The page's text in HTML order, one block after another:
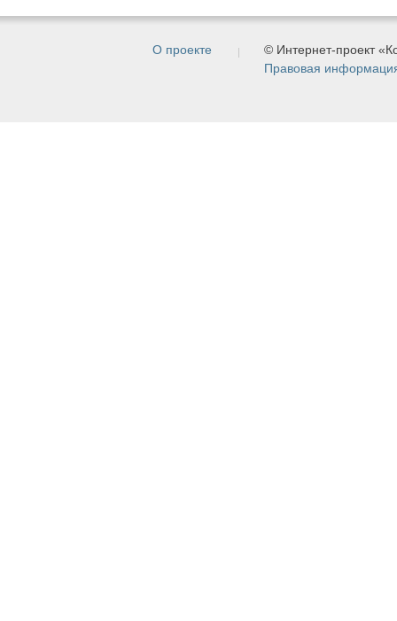
О проекте
© Интернет-проект
Правовая